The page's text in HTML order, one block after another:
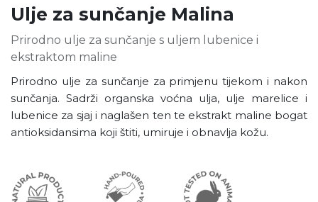
Ulje za sunčanje Malina
Prirodno ulje za sunčanje s uljem lubenice i
ekstraktom maline
Prirodno ulje za sunčanje za primjenu tijekom i nakon
sunčanja. Sadrži organska voćna ulja, ulje marelice i
lubenice za sjaj i naglašen ten te ekstrakt maline bogat
antioksidansima koji štiti, umiruje i obnavlja kožu.